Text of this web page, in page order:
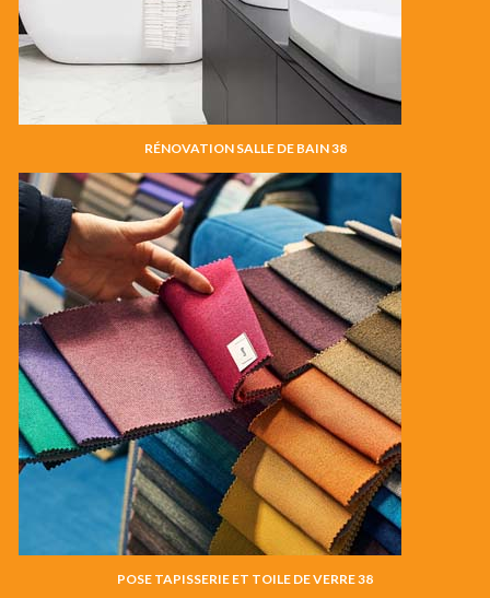
RÉNOVATION SALLE DE BAIN 38
POSE TAPISSERIE ET TOILE DE VERRE 38